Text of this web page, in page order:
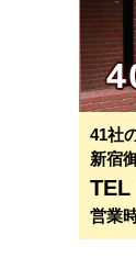
41社
新宿
TEL
営業